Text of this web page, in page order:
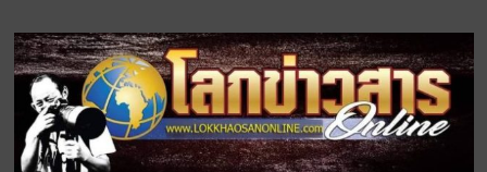
to
content